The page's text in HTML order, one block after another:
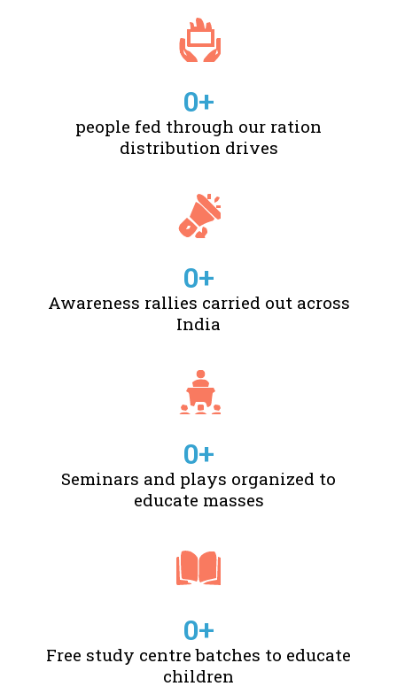
people fed through our ration
distribution drives
0+
Awareness rallies carried out across
India
0+
Seminars and plays organized to
educate masses
0+
Free study centre batches to educate
children
0+